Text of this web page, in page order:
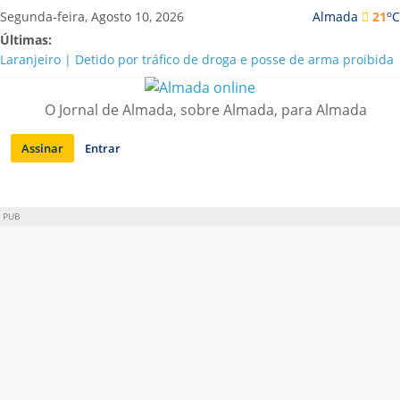
Saltar
para
conteúdo
Almada 21oC
Segunda-feira, Agosto 10, 2026
Últimas:
Laranjeiro | Detido por tráfico de droga e posse de arma proibida
A “crise” da água em Almada: ilações e ensinamentos necessários
Costa da Caparica | Polícia Marítima e ASAE detectam
irregularidades em habitações e restaurantes
APA diz que falta de água em Almada “foi um problema de má
O Jornal de Almada, sobre Almada, para Almada
Assinar Entrar
PUB